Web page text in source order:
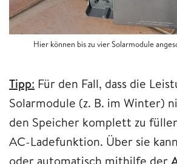
Hier können bis zu vier Solarmodule
Tipp: Für den Fall, dass die
Solarmodule (z. B. im Winter)
den Speicher komplett zu
AC-Ladefunktion. Über sie
oder automatisch mithilfe der